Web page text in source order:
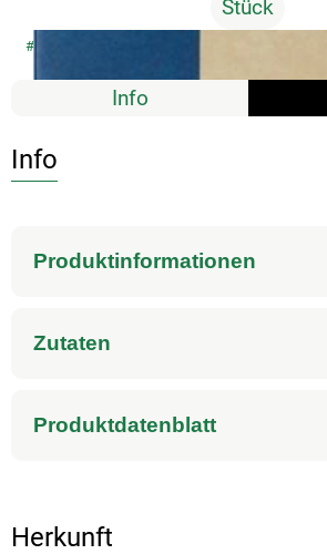
Stück
#9336
Info
Info
Produktinformationen
Zutaten
Produktdatenblatt
Herkunft